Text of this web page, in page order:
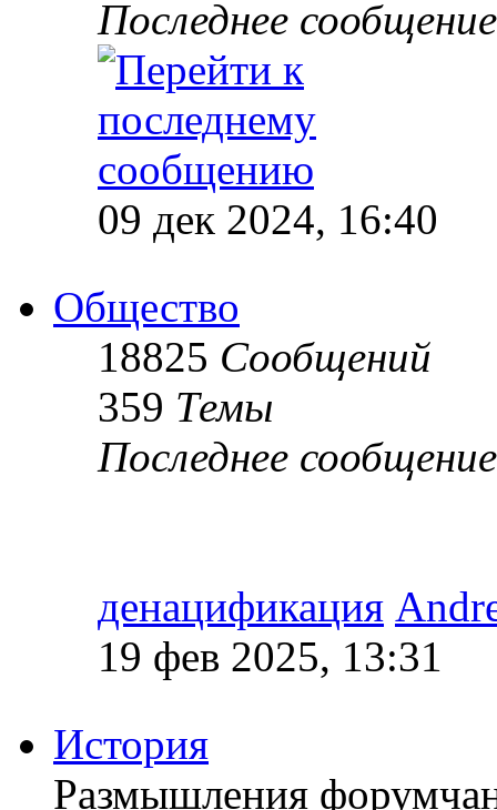
Последнее сообщение
09 дек 2024, 16:40
Общество
18825 Сообщений
359 Темы
Последнее сообщение
денацификация
19 фев 2025, 13:31
История
Размышления